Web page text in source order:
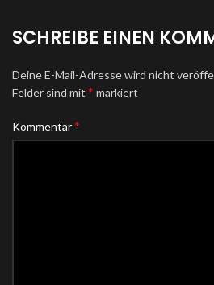
SCHREIBE EINEN
Deine E-Mail-Adresse wird nicht
Felder sind mit * markiert
Kommentar*